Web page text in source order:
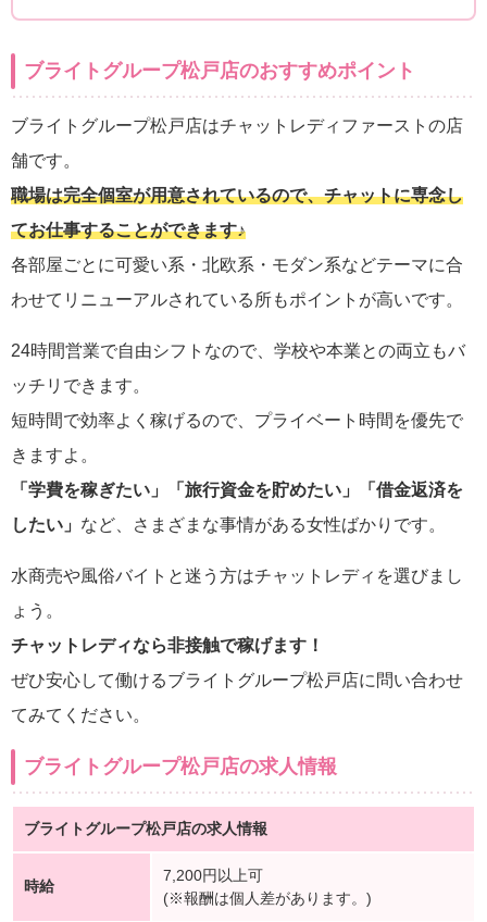
ブライトグループ松戸店のおすすめポイント
ブライトグループ松戸店はチャットレディファーストの店
舗です。
職場は完全個室が用意されているので、チャットに専念し
てお仕事することができます♪
各部屋ごとに可愛い系・北欧系・モダン系などテーマに合
わせてリニューアルされている所もポイントが高いです。
24時間営業で自由シフトなので、学校や本業との両立もバ
ッチリできます。
短時間で効率よく稼げるので、プライベート時間を優先で
きますよ。
「学費を稼ぎたい」「旅行資金を貯めたい」「借金返済を
したい」 など、さまざまな事情がある女性ばかりです。
水商売や風俗バイトと迷う方はチャットレディを選びまし
ょう。
チャットレディなら非接触で稼げます！
ぜひ安心して働けるブライトグループ松戸店に問い合わせ
てみてください。
ブライトグループ松戸店の求人情報
ブライトグループ松戸店の求人情報
時給
7,200円以上可
(※報酬は個人差があります。)